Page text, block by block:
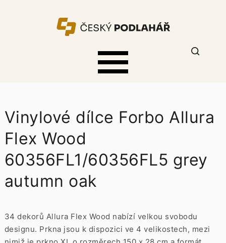
Vinylové dílce Forbo Allura
Flex Wood
60356FL1/60356FL5 grey
autumn oak
34 dekorů Allura Flex Wood nabízí velkou svobodu
designu. Prkna jsou k dispozici ve 4 velikostech, mezi